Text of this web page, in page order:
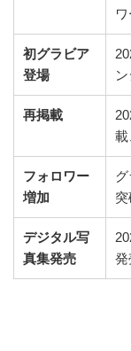
初グラビア
登場
再掲載
載
フォロワー
増加
突
デジタル写
真集発売
発